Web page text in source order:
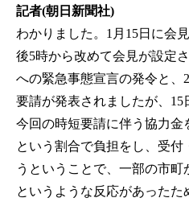
記者(朝日新聞社)
わかりました。1月15日に会
後5時から改めて会見が設定
への緊急事態宣言の発令と、
要請が発表されましたが、15
今回の時短要請に伴う協力金
という割合で負担をし、受
うということで、一部の市
というような反応があったた